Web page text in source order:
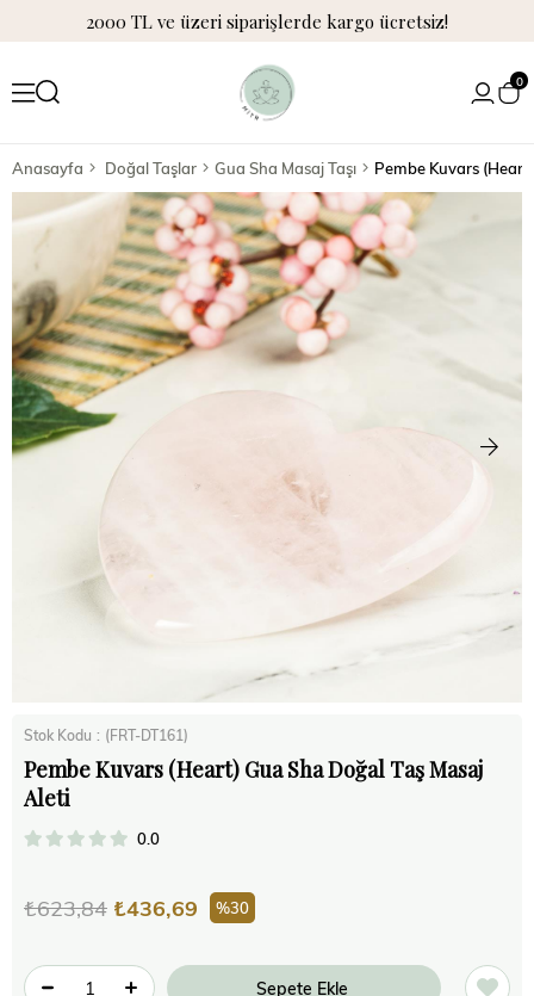
2000 TL ve üzeri siparişlerde kargo ücretsiz!
0
Anasayfa Doğal Taşlar Gua Sha Masaj Taşı Pembe Kuvars
Stok Kodu (FRT-DT161)
Pembe Kuvars (Heart) Gua Sha Doğal Taş Masaj
Aleti
0.0
₺623,84 ₺436,69 30